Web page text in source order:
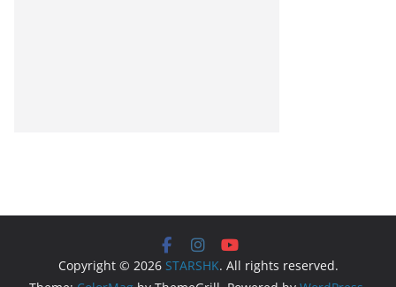
Copyright © 2026 STARSHK. All rights reserved.